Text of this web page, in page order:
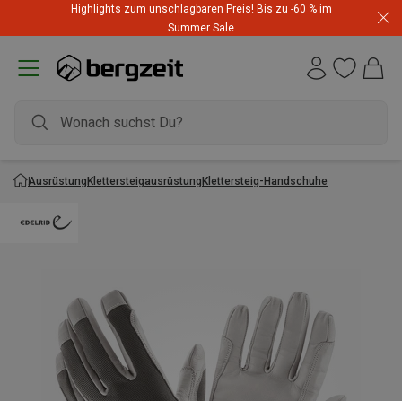
Highlights zum unschlagbaren Preis! Bis zu -60 % im
Summer Sale
AusrüstungKlettersteigausrüstungKlettersteig-Handschuhe